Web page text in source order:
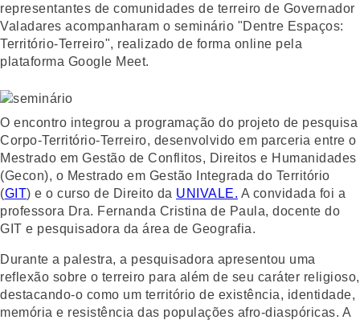
representantes de comunidades de terreiro de Governador
Valadares acompanharam o seminário "Dentre Espaços:
Território-Terreiro", realizado de forma online pela
plataforma Google Meet.
O encontro integrou a programação do projeto de pesquisa
Corpo-Território-Terreiro, desenvolvido em parceria entre o
Mestrado em Gestão de Conflitos, Direitos e Humanidades
(Gecon), o Mestrado em Gestão Integrada do Território
(GIT) e o curso de Direito da UNIVALE. A convidada foi a
professora Dra. Fernanda Cristina de Paula, docente do
GIT e pesquisadora da área de Geografia.
Durante a palestra, a pesquisadora apresentou uma
reflexão sobre o terreiro para além de seu caráter religioso,
destacando-o como um território de existência, identidade,
memória e resistência das populações afro-diaspóricas. A